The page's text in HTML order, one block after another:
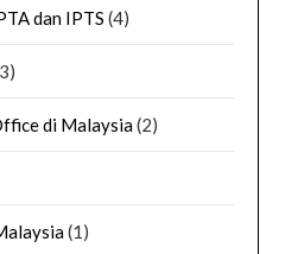
dan IPTS (4)
di Malaysia(2)
(1)